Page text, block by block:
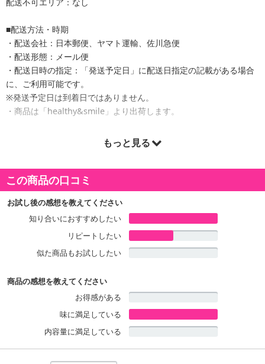
■配送方法・時期
・配送会社：日本郵便、ヤマト運輸、佐川急便
・配送形態：メール便
・配送日時の指定：「発送予定日」に配送日指定の記載がある場合
に、ご利用可能です。
※発送予定日は到着日ではありません。
・商品は「healthy&smile」より出荷します。
雑穀米本舗が国産厳選して選りすぐり探しぬいた9種の煎り豆ミック
ス！
豆はとても古く紀元前3000年から食べられてると言われておりま
日本には約2000年前の弥生時代に伝えられ現代も味噌や豆乳・納豆
などに加工され日本の健康を支えていました。
食べても良しミネストローネやサラダに入れてもおいしい！！
もっと見る
この商品の口コミ
お試し後の感想を教えてください
知り合いにおすすめしたい
リピートしたい
似た商品もお試ししたい
商品の感想を教えてください
お得感がある
味に満足している
内容量に満足している